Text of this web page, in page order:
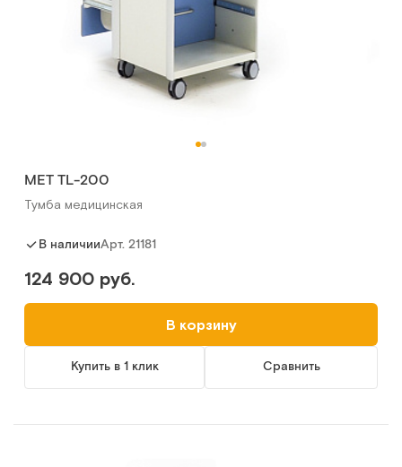
MET TL-200
Тумба медицинская
В наличииАрт. 21181
124 900 руб.
В корзину
Купить в 1 клик Сравнить